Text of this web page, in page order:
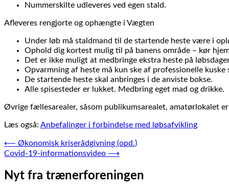
Nummerskilte udleveres ved egen stald.
Afleveres rengjorte og ophængte i Vægten
Under løb må staldmand til de startende heste være i
Ophold dig kortest mulig til på banens område – kør
Det er ikke muligt at medbringe ekstra heste på
Opvarmning af heste må kun ske af professionelle
De startende heste skal anbringes i de anviste bokse.
Alle spisesteder er lukket. Medbring eget mad og drikke.
Øvrige fællesarealer, såsom publikumsarealet, amatørlokalet
Læs også: Anbefalinger i forbindelse med løbsafvikling
Indlægsnavigation
⟵ Økonomisk kriserådgivning (opd.)
Covid-19-informationsvideo ⟶
Nyt fra trænerforeningen